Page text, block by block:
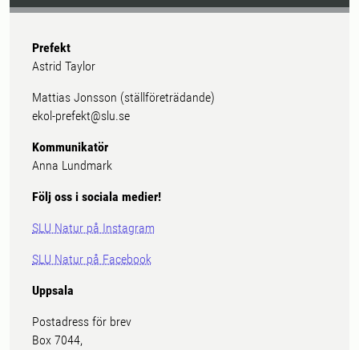
Prefekt
Astrid Taylor
Mattias Jonsson (ställföreträdande)
ekol-prefekt@slu.se
Kommunikatör
Anna Lundmark
Följ oss i sociala medier!
SLU Natur på Instagram
SLU Natur på Facebook
Uppsala
Postadress för brev
Box 7044,